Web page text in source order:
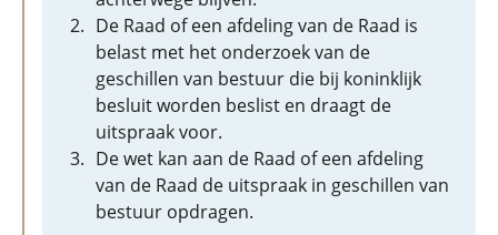
De Raad of een afdeling van de Raad is
belast met het onderzoek van de
geschillen van bestuur die bij koninklijk
besluit worden beslist en draagt de
uitspraak voor.
De wet kan aan de Raad of een afdeling
van de Raad de uitspraak in geschillen van
bestuur opdragen.